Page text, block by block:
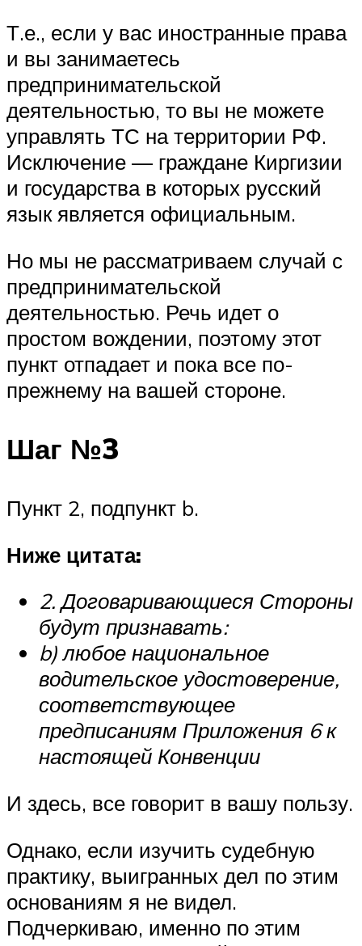
Т.е., если у вас иностранные права
и вы занимаетесь
предпринимательской
деятельностью, то вы не можете
управлять ТС на территории РФ.
Исключение — граждане Киргизии
и государства в которых русский
язык является официальным.
Но мы не рассматриваем случай с
предпринимательской
деятельностью. Речь идет о
простом вождении, поэтому этот
пункт отпадает и пока все по-
прежнему на вашей стороне.
Шаг №3
Пункт 2, подпункт b.
Ниже цитата:
2. Договаривающиеся Стороны
будут признавать:
b) любое национальное
водительское удостоверение,
соответствующее
предписаниям Приложения 6к
настоящей Конвенции
И здесь, все говорит в вашу пользу.
Однако, если изучить судебную
практику, выигранных дел по этим
основаниям я не видел.
Подчеркиваю, именно по этим